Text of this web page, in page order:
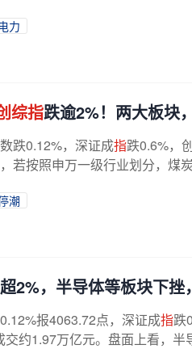
力
综指跌逾2%！两大板块
跌0.12%，深证成指跌0.6%，
若按照申万一级行业划分，煤
潮
2%，半导体等板块下
报4063.72点，深证成指跌
约1.97万亿元。盘面上看，